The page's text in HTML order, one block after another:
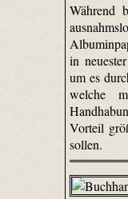
Während
in
um es
welche
Vorteil
sollen.